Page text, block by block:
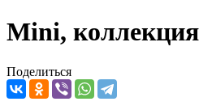
Mini, коллекция
Поделиться